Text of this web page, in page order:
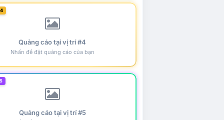
Quảng cáo tại vị trí #4
Nhấn để đặt quảng cáo của bạn
Quảng cáo tại vị trí #5